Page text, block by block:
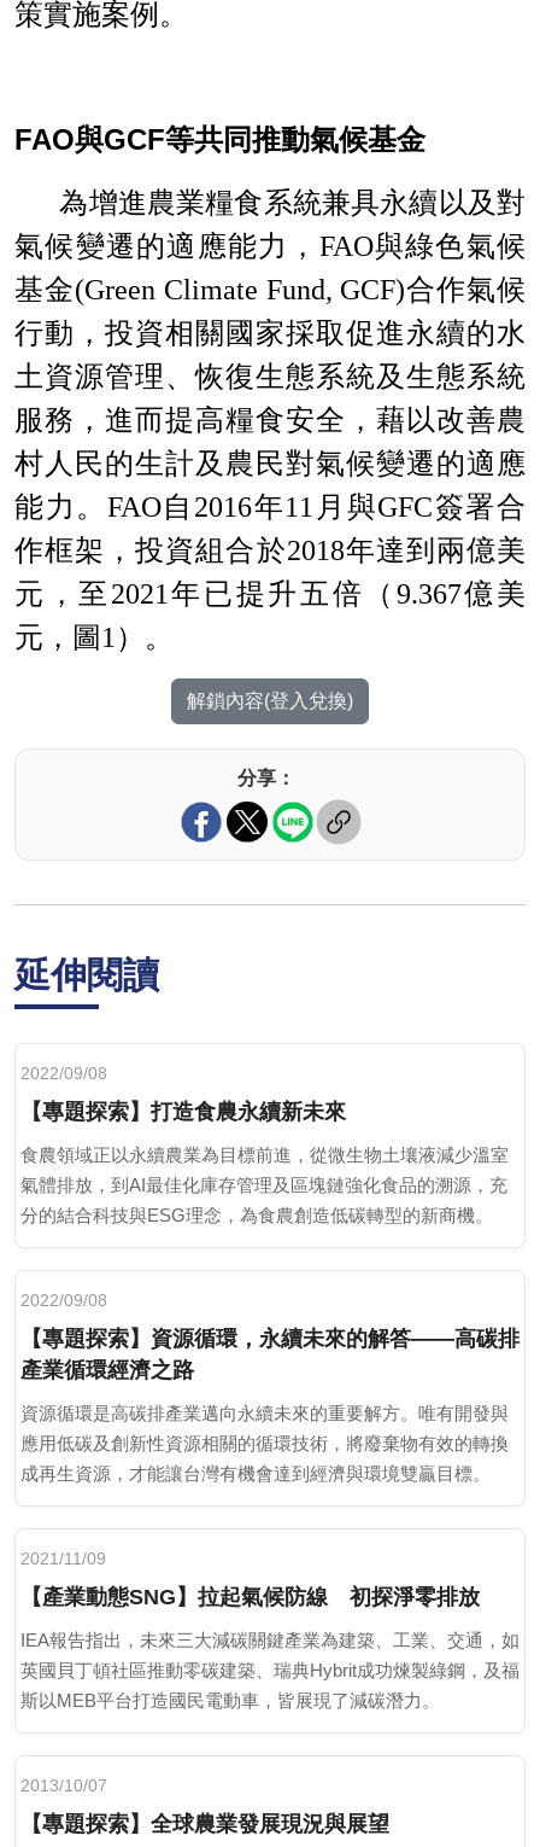
策實施案例。
FAO與GCF等共同推動氣候基金
為增進農業糧食系統兼具永續以及對
氣候變遷的適應能力 ， FAO與綠色氣候
基金(Green Climate Fund, GCF)合作氣候
行動，投資相關國家採取促進永續的水
土資源管理、恢復生態系統及生態系統
服務，進而提高糧食安全，藉以改善農
村人民的生計及農民對氣候變遷的適應
能力 。 FAO自 2016年1 1 月 與GFC簽署合
作框架，投資組合於2018年達到兩億美
元， 至2021 年已提升五倍 （ 9.367億美
元， 圖 1 ）。
解鎖內容(登入兌換)
分享：
延伸閱讀
2022/09/08
【專題探索】打造食農永續新未來
食農領域正以永續農業為目標前進，從微生物土壤液減少溫室
氣體排放，到AI最佳化庫存管理及區塊鏈強化食品的溯源，充
分的結合科技與ESG理念，為食農創造低碳轉型的新商機。
2022/09/08
【專題探索】資源循環，永續未來的解答——高碳排
產業循環經濟之路
資源循環是高碳排產業邁向永續未來的重要解方。唯有開發與
應用低碳及創新性資源相關的循環技術，將廢棄物有效的轉換
成再生資源，才能讓台灣有機會達到經濟與環境雙贏目標。
2021/11/09
【產業動態SNG】拉起氣候防線 初探淨零排放
IEA報告指出，未來三大減碳關鍵產業為建築、工業、交通，如
英國貝丁頓社區推動零碳建築、瑞典Hybrit成功煉製綠鋼，及福
斯以MEB平台打造國民電動車，皆展現了減碳潛力。
2013/10/07
【專題探索】全球農業發展現況與展望